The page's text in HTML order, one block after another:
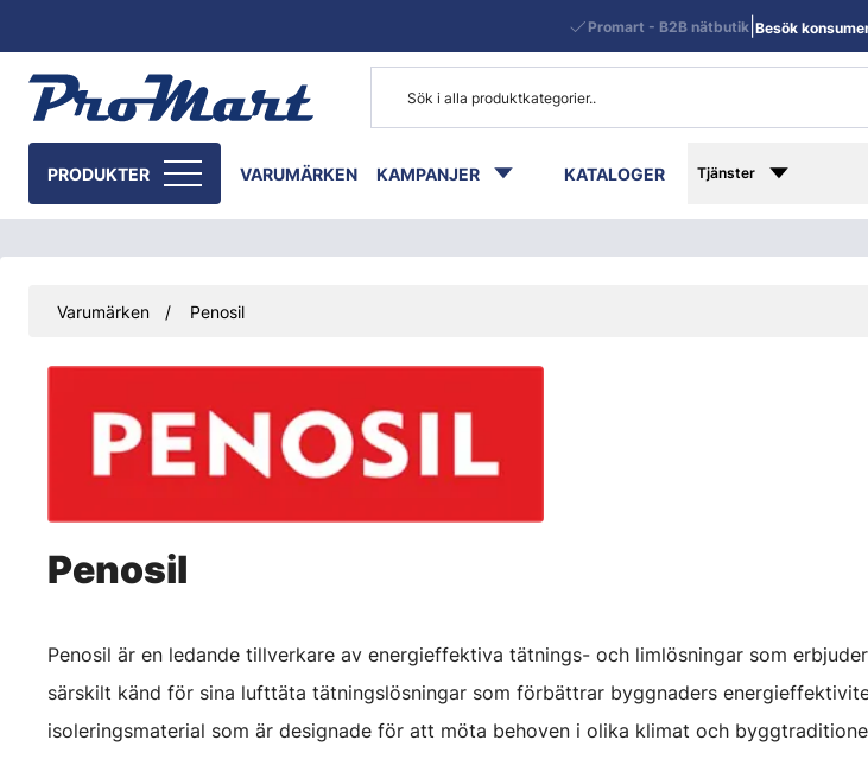
PRODUKTER VARUMÄRKEN KAMPANJER KATALOGER Tjänster
Promart - B2B nätbutik Besök
Varumärken Penosil
Penosil
Penosil är en ledande tillverkare av energieffektiva tätnings- och limlösningar som
särskilt känd för sina lufttäta tätningslösningar som förbättrar byggnaders
isoleringsmaterial som är designade för att möta behoven i olika klimat och